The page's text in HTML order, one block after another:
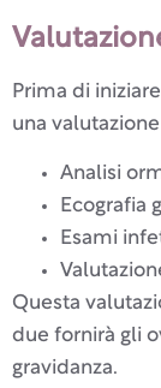
Prima di
una
Analisi
Ecografia
Esami
Questa
due fornirà gli
gravidanza.